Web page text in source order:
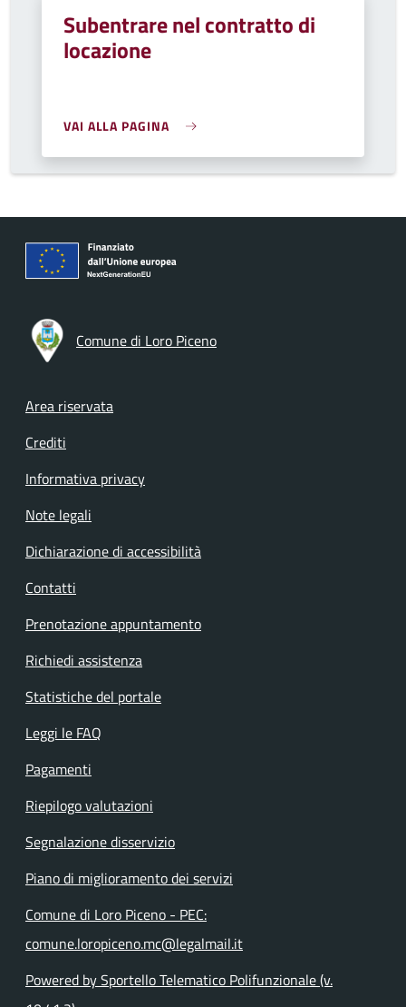
Subentrare nel contratto di
locazione
VAI ALLA PAGINA
Comune di Loro Piceno
Footer menu
Area riservata
Crediti
Informativa privacy
Note legali
Dichiarazione di accessibilità
Contatti
Prenotazione appuntamento
Richiedi assistenza
Statistiche del portale
Leggi le FAQ
Pagamenti
Riepilogo valutazioni
Segnalazione disservizio
Piano di miglioramento dei servizi
Comune di Loro Piceno - PEC:
comune.loropiceno.mc@legalmail.it
Powered by Sportello Telematico Polifunzionale (v.